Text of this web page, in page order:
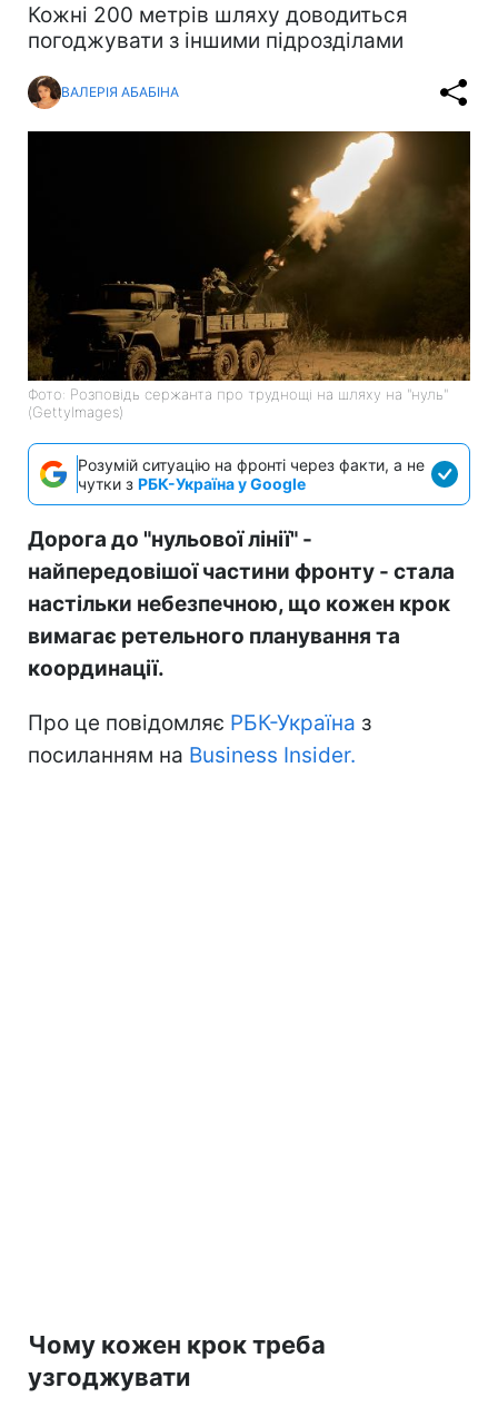
Кожні 200 метрів шляху доводиться
погоджувати з іншими підрозділами
ВАЛЕРІЯ АБАБІНА
Фото: Розповідь сержанта про труднощі на шляху на "нуль"
(GettyImages)
Розумій ситуацію на фронті через факти, а не
чутки з РБК-Україна у Google
Дорога до "нульової лінії" -
найпередовішої частини фронту - стала
настільки небезпечною, що кожен крок
вимагає ретельного планування та
координації.
Про це повідомляє РБК-Україна з
посиланням на Business Insider.
Чому кожен крок треба
узгоджувати